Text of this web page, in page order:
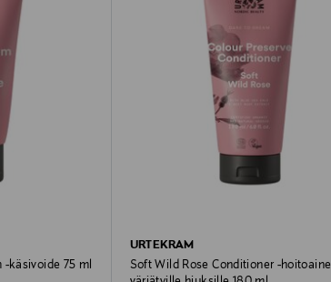
käsivoide 75 ml
URTEKRAM
Soft Wild Rose Conditioner -hoitoaine